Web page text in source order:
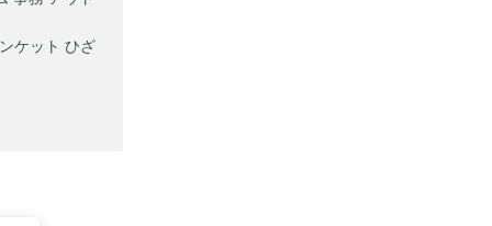
ケット ひざ